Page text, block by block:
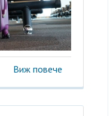
Виж повече